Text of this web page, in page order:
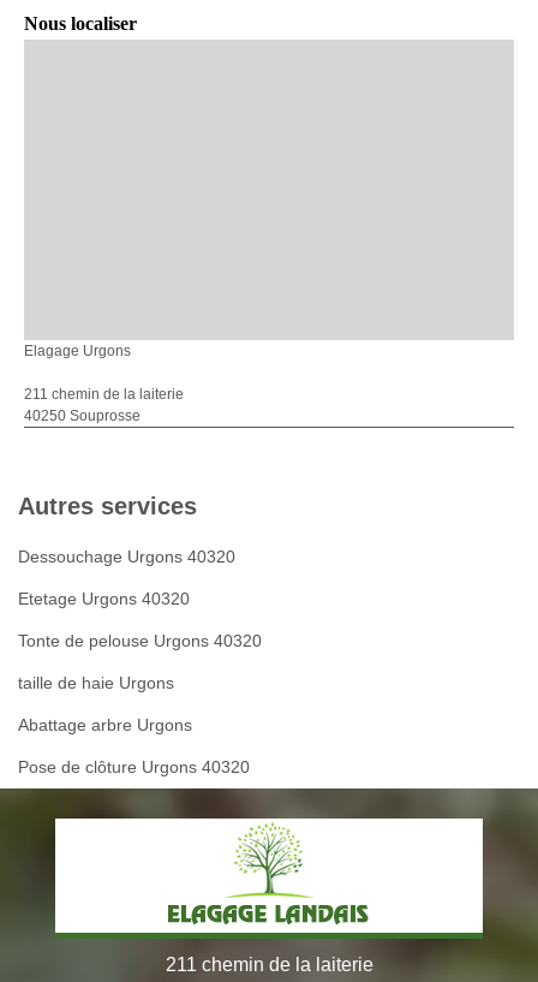
Nous localiser
Elagage Urgons
211 chemin de la laiterie
40250 Souprosse
Autres services
Dessouchage Urgons 40320
Etetage Urgons 40320
Tonte de pelouse Urgons 40320
taille de haie Urgons
Abattage arbre Urgons
Pose de clôture Urgons 40320
211 chemin de la laiterie